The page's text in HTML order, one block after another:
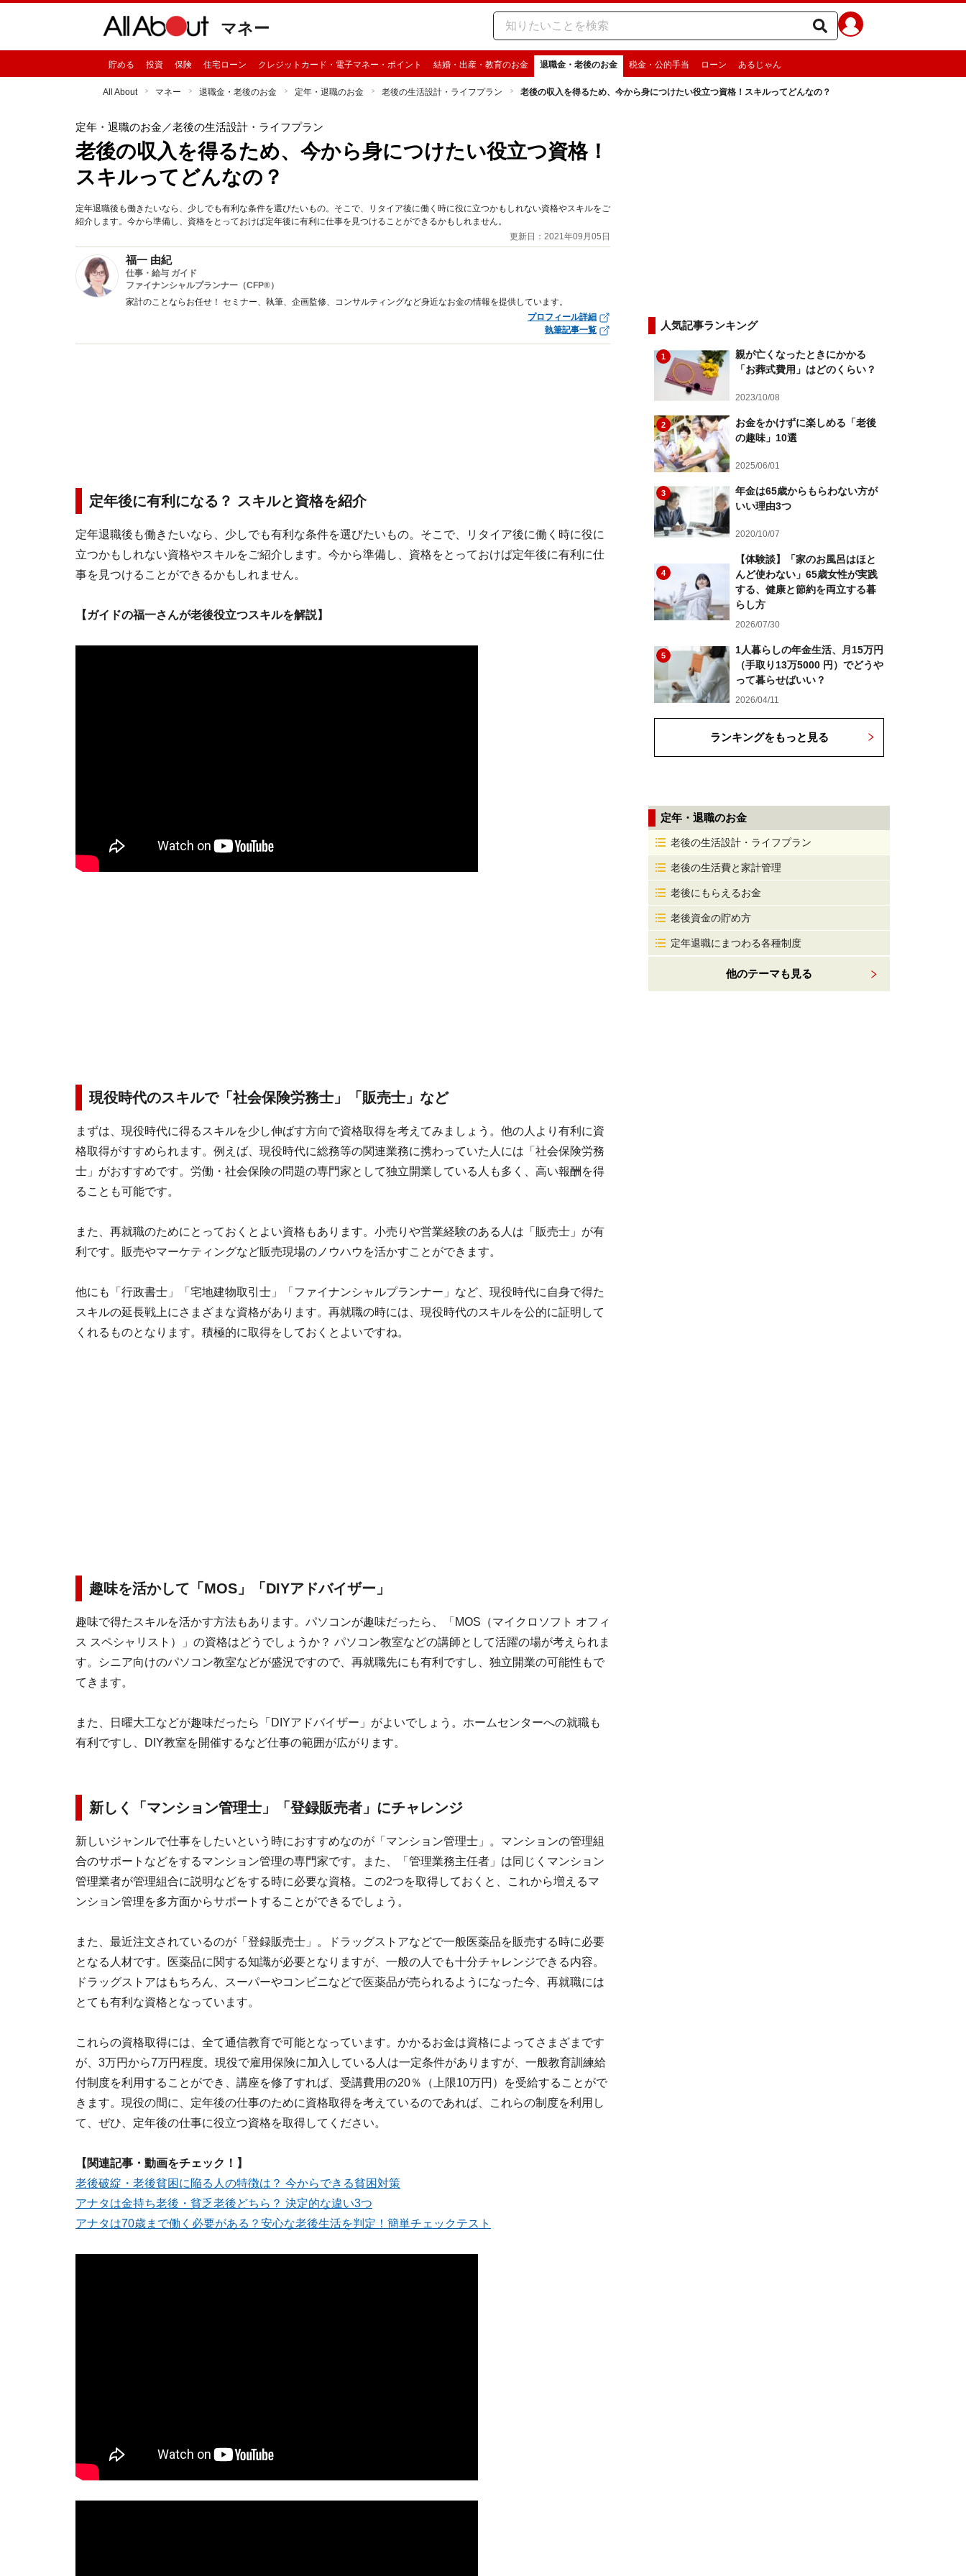
マネー
貯める 投資 保険 住宅ローン クレジットカード・電子マネー・ポイント 結婚・出産・教育のお金 退職金・老後のお金 税金・公的手当 ローン あるじゃん
All About マネー 退職金・老後のお金 定年・退職のお金 老後の生活設計・ライフプラン 老後の収入を得るため、今から身につけたい役立つ資格！スキルってどんなの？
定年・退職のお金 ／老後の生活設計・ライフプラン
老後の収入を得るため、今から身につけたい役立つ資格！
スキルってどんなの？
定年退職後も働きたいなら、少しでも有利な条件を選びたいもの。そこで、リタイア後に働く時に役に立つかもしれない資格やスキルをご
紹介します。今から準備し、資格をとっておけば定年後に有利に仕事を見つけることができるかもしれません。
更新日：2021年09月05日
福一 由紀
仕事・給与 ガイド
ファイナンシャルプランナー（CFP®）
家計のことならお任せ！ セミナー、執筆、企画監修、コンサルティングなど身近なお金の情報を提供しています。
プロフィール詳細
執筆記事一覧
定年後に有利になる？ スキルと資格を紹介
定年退職後も働きたいなら、少しでも有利な条件を選びたいもの。そこで、リタイア後に働く時に役に
立つかもしれない資格やスキルをご紹介します。今から準備し、資格をとっておけば定年後に有利に仕
事を見つけることができるかもしれません。
【ガイドの福一さんが老後役立つスキルを解説】
現役時代のスキルで「社会保険労務士」「販売士」など
まずは、現役時代に得るスキルを少し伸ばす方向で資格取得を考えてみましょう。他の人より有利に資
格取得がすすめられます。例えば、現役時代に総務等の関連業務に携わっていた人には「社会保険労務
士」がおすすめです。労働・社会保険の問題の専門家として独立開業している人も多く、高い報酬を得
ることも可能です。
また、再就職のためにとっておくとよい資格もあります。小売りや営業経験のある人は「販売士」が有
利です。販売やマーケティングなど販売現場のノウハウを活かすことができます。
他にも「行政書士」「宅地建物取引士」「ファイナンシャルプランナー」など、現役時代に自身で得た
スキルの延長戦上にさまざまな資格があります。再就職の時には、現役時代のスキルを公的に証明して
くれるものとなります。積極的に取得をしておくとよいですね。
趣味を活かして「MOS」「DIYアドバイザー」
趣味で得たスキルを活かす方法もあります。パソコンが趣味だったら、「MOS（マイクロソフト オフィ
ス スペシャリスト）」の資格はどうでしょうか？ パソコン教室などの講師として活躍の場が考えられま
す。シニア向けのパソコン教室などが盛況ですので、再就職先にも有利ですし、独立開業の可能性もで
てきます。
また、日曜大工などが趣味だったら「DIYアドバイザー」がよいでしょう。ホームセンターへの就職も
有利ですし、DIY教室を開催するなど仕事の範囲が広がります。
新しく「マンション管理士」「登録販売者」にチャレンジ
新しいジャンルで仕事をしたいという時におすすめなのが「マンション管理士」。マンションの管理組
合のサポートなどをするマンション管理の専門家です。また、「管理業務主任者」は同じくマンション
管理業者が管理組合に説明などをする時に必要な資格。この2つを取得しておくと、これから増えるマ
ンション管理を多方面からサポートすることができるでしょう。
また、最近注文されているのが「登録販売士」。ドラッグストアなどで一般医薬品を販売する時に必要
となる人材です。医薬品に関する知識が必要となりますが、一般の人でも十分チャレンジできる内容。
ドラッグストアはもちろん、スーパーやコンビニなどで医薬品が売られるようになった今、再就職には
とても有利な資格となっています。
これらの資格取得には、全て通信教育で可能となっています。かかるお金は資格によってさまざまです
が、3万円から7万円程度。現役で雇用保険に加入している人は一定条件がありますが、一般教育訓練給
付制度を利用することができ、講座を修了すれば、受講費用の20％（上限10万円）を受給することがで
きます。現役の間に、定年後の仕事のために資格取得を考えているのであれば、これらの制度を利用し
て、ぜひ、定年後の仕事に役立つ資格を取得してください。
【関連記事・動画をチェック！】
老後破綻・老後貧困に陥る人の特徴は？ 今からできる貧困対策
アナタは金持ち老後・貧乏老後どちら？ 決定的な違い3つ
アナタは70歳まで働く必要がある？安心な老後生活を判定！簡単チェックテスト
人気記事ランキング
1
親が亡くなったときにかかる
「お葬式費用」はどのくらい？
2023/10/08
2
お金をかけずに楽しめる「老後
の趣味」10選
2025/06/01
3
年金は65歳からもらわない方が
いい理由3つ
2020/10/07
4
【体験談】「家のお風呂はほと
んど使わない」65歳女性が実践
する、健康と節約を両立する暮
らし方
2026/07/30
5
1人暮らしの年金生活、月15万円
（手取り13万5000 円）でどうや
って暮らせばいい？
2026/04/11
ランキングをもっと見る
定年・退職のお金
老後の生活設計・ライフプラン
老後の生活費と家計管理
老後にもらえるお金
老後資金の貯め方
定年退職にまつわる各種制度
他のテーマも見る